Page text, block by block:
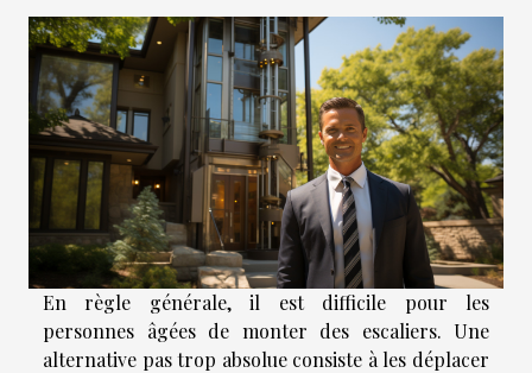
En règle générale, il est difficile pour les
personnes âgées de monter des escaliers. Une
alternative pas trop absolue consiste à les déplacer